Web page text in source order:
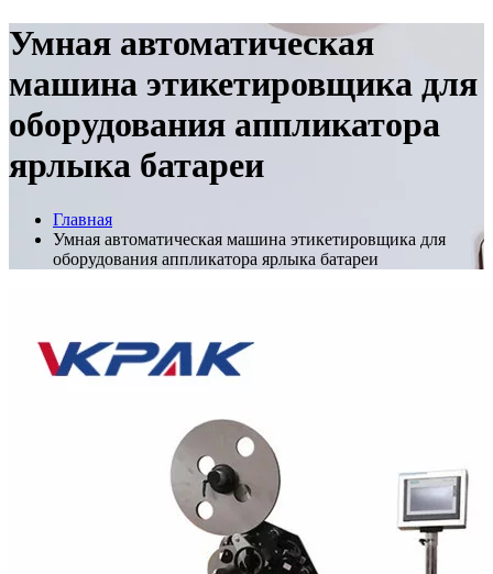
Умная автоматическая
машина этикетировщика для
оборудования аппликатора
ярлыка батареи
Главная
Умная автоматическая машина этикетировщика для
оборудования аппликатора ярлыка батареи